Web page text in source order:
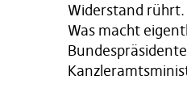
Widerstand rührt.
Was macht